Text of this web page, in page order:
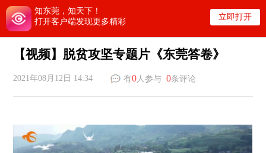
知东莞，知天下！
打开客户端发现更多精彩
立即打开
【视频】脱贫攻坚专题片《东莞答卷》
2021年08月12日 14:34 有0人参与0条评论